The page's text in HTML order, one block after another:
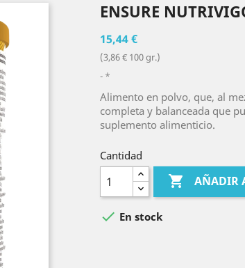
ENSURE
15,44 €
(3,86 € 100 gr.)
*
Alimento en polvo, que, al
completa y balanceada que
suplemento alimenticio.
Cantidad
 AÑADIR
 En stock